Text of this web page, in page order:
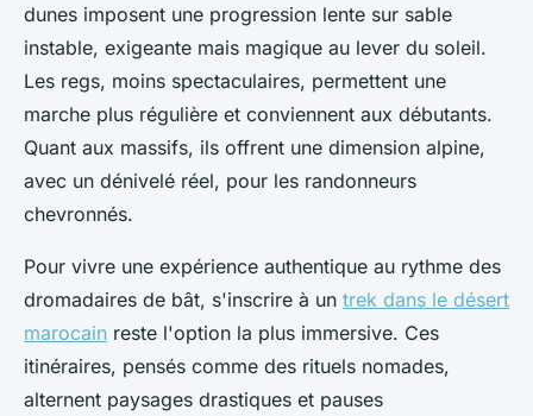
dunes imposent une progression lente sur sable
instable, exigeante mais magique au lever du soleil.
Les regs, moins spectaculaires, permettent une
marche plus régulière et conviennent aux débutants.
Quant aux massifs, ils offrent une dimension alpine,
avec un dénivelé réel, pour les randonneurs
chevronnés.
Pour vivre une expérience authentique au rythme des
dromadaires de bât, s'inscrire à un trek dans le désert
marocain reste l'option la plus immersive. Ces
itinéraires, pensés comme des rituels nomades,
alternent paysages drastiques et pauses